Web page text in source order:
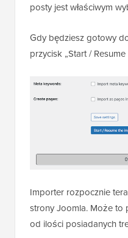
posty jest właściwym
Gdy będziesz gotowy
przycisk „Start /
Importer rozpocznie
strony Joomla. Może to
od ilości posiadanych